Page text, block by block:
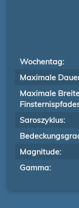
Wochentag:
Maximale
Maximale
Saroszyklus:
Magnitude:
Gamma: